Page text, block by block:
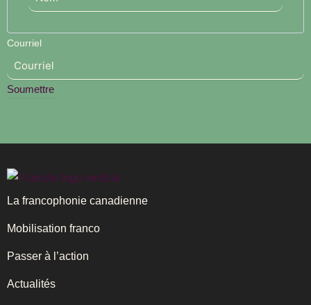
Courriel
Soumettre
La francophonie canadienne
Mobilisation franco
Passer à l’action
Actualités